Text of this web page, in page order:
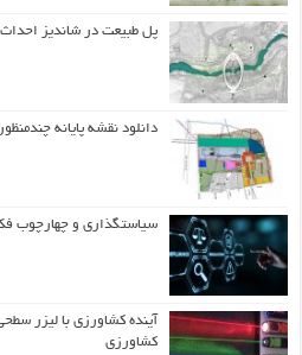
پل طبیعت در شاندیز
دانلود نقشه پایانه
سیاستگذاری و چهارچوب
آینده کشاورزی با لیزر
کشاورزی